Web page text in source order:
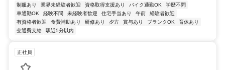
制服あり 業界未経験者歓迎 資格取得支援あり バイク通勤OK
学歴不問
車通勤OK
経験不問 未経験者歓迎 住宅手当あり 午前
経験者歓迎
有資格者歓迎
食費補助あり 研修あり 夕方 賞与あり ブランクOK
育休あり
交通費支給
駅近5分以内
正社員